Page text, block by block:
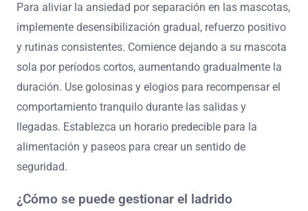
Para aliviar la ansiedad por separación en las mascotas,
implemente desensibilización gradual, refuerzo positivo
y rutinas consistentes. Comience dejando a su mascota
sola por períodos cortos, aumentando gradualmente la
duración. Use golosinas y elogios para recompensar el
comportamiento tranquilo durante las salidas y
llegadas. Establezca un horario predecible para la
alimentación y paseos para crear un sentido de
seguridad.
¿Cómo se puede gestionar el ladrido